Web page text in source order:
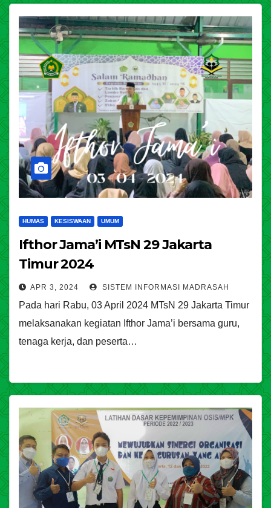
HUMAS KESISWAAN UMUM
Ifthor Jama’i MTsN 29 Jakarta
Timur 2024
APR 3, 2024 SISTEM INFORMASI MADRASAH
Pada hari Rabu, 03 April 2024 MTsN 29 Jakarta Timur
melaksanakan kegiatan Ifthor Jama’i bersama guru,
tenaga kerja, dan peserta…